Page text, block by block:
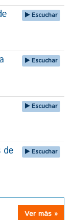
Escuchar
Escuchar
Escuchar
de Escuchar
Ver más »